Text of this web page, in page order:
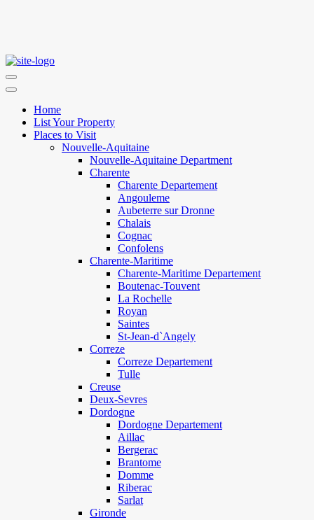
Home
List Your Property
Places to Visit
Nouvelle-Aquitaine
Nouvelle-Aquitaine Department
Charente
Charente Departement
Angouleme
Aubeterre sur Dronne
Chalais
Cognac
Confolens
Charente-Maritime
Charente-Maritime Departement
Boutenac-Touvent
La Rochelle
Royan
Saintes
St-Jean-d`Angely
Correze
Correze Departement
Tulle
Creuse
Deux-Sevres
Dordogne
Dordogne Departement
Aillac
Bergerac
Brantome
Domme
Riberac
Sarlat
Gironde